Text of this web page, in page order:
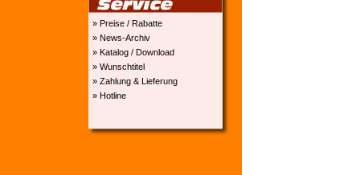
» Preise / Rabatte
» News-Archiv
» Katalog / Download
» Wunschtitel
» Zahlung & Lieferung
» Hotline